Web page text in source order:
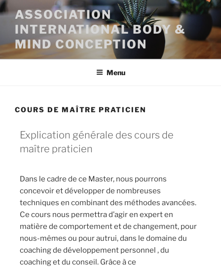
ASSOCIATION
INTERNATIONAL BODY &
MIND CONCEPTION
Menu
COURS DE MAÎTRE PRATICIEN
Explication générale des cours de
maître praticien
Dans le cadre de ce Master, nous pourrons
concevoir et développer de nombreuses
techniques en combinant des méthodes avancées.
Ce cours nous permettra d’agir en expert en
matière de comportement et de changement, pour
nous-mêmes ou pour autrui, dans le domaine du
coaching de développement personnel , du
coaching et du conseil. Grâce à ce